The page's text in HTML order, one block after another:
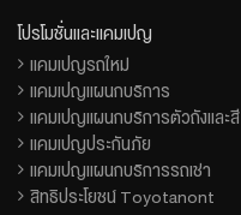
โปรโมชั่นและแคมเปญ
แคมเปญรถใหม่
แคมเปญแผนกบริการ
แคมเปญแผนกบริการตัวถังและสี
แคมเปญประกันภัย
แคมเปญแผนกบริการรถเช่า
สิทธิประโยชน์ Toyotanont